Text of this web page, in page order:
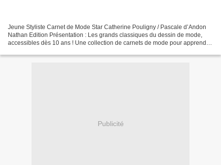
Jeune Styliste Carnet de Mode Star Catherine Pouligny / Pascale d’Andon
Nathan Edition Présentation : Les grands classiques du dessin de mode,
accessibles dès 10 ans ! Une collection de carnets de mode pour apprendre
Publicité